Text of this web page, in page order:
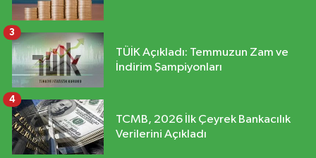
TÜİK Açıkladı: Temmuzun Zam ve
İndirim Şampiyonları
3
TCMB, 2026 İlk Çeyrek Bankacılık
Verilerini Açıkladı
4